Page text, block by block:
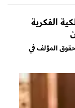
الفكرية
المؤلف في